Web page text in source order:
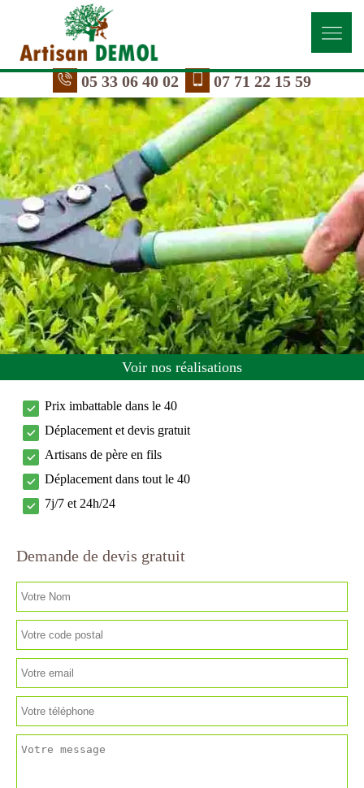
05 33 06 40 02 07 71 22 15 59
Voir nos réalisations
Prix imbattable dans le 40
Déplacement et devis gratuit
Artisans de père en fils
Déplacement dans tout le 40
7j/7 et 24h/24
Demande de devis gratuit